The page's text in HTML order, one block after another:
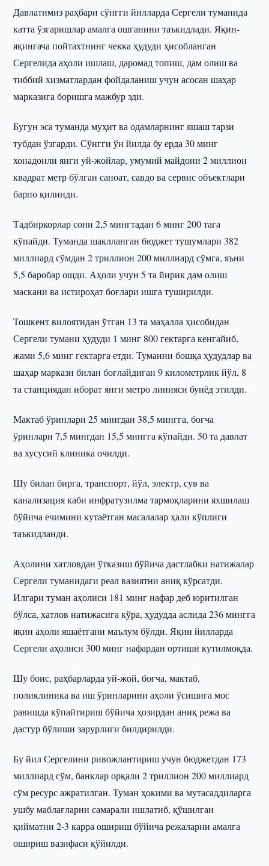
Давлатимиз раҳбари сўнгги йилларда Сергели туманида
катта ўзгаришлар амалга ошганини таъкидлади. Яқин-
яқингача пойтахтнинг чекка ҳудуди ҳисобланган
Сергелида аҳоли ишлаш, даромад топиш, дам олиш ва
тиббий хизматлардан фойдаланиш учун асосан шаҳар
марказига боришга мажбур эди.
Бугун эса туманда муҳит ва одамларнинг яшаш тарзи
тубдан ўзгарди. Сўнгги ўн йилда бу ерда 30 минг
хонадонли янги уй-жойлар, умумий майдони 2 миллион
квадрат метр бўлган саноат, савдо ва сервис объектлари
барпо қилинди.
Тадбиркорлар сони 2,5 мингтадан 6 минг 200 тага
кўпайди. Туманда шаклланган бюджет тушумлари 382
миллиард сўмдан 2 триллион 200 миллиард сўмга, яъни
5,5 баробар ошди. Аҳоли учун 5 та йирик дам олиш
маскани ва истироҳат боғлари ишга туширилди.
Тошкент вилоятидан ўтган 13 та маҳалла ҳисобидан
Сергели тумани ҳудуди 1 минг 800 гектарга кенгайиб,
жами 5,6 минг гектарга етди. Туманни бошқа ҳудудлар ва
шаҳар маркази билан боғлайдиган 9 километрлик йўл, 8
та станциядан иборат янги метро линияси бунёд этилди.
Мактаб ўринлари 25 мингдан 38,5 мингга, боғча
ўринлари 7,5 мингдан 15,5 мингга кўпайди. 50 та давлат
ва хусусий клиника очилди.
Шу билан бирга, транспорт, йўл, электр, сув ва
канализация каби инфратузилма тармоқларини яхшилаш
бўйича ечимини кутаётган масалалар ҳали кўплиги
таъкидланди.
Аҳолини хатловдан ўтказиш бўйича дастлабки натижалар
Сергели туманидаги реал вазиятни аниқ кўрсатди.
Илгари туман аҳолиси 181 минг нафар деб юритилган
бўлса, хатлов натижасига кўра, ҳудудда аслида 236 мингга
яқин аҳоли яшаётгани маълум бўлди. Яқин йилларда
Сергели аҳолиси 300 минг нафардан ортиши кутилмоқда.
Шу боис, раҳбарларда уй-жой, боғча, мактаб,
поликлиника ва иш ўринларини аҳоли ўсишига мос
равишда кўпайтириш бўйича ҳозирдан аниқ режа ва
дастур бўлиши зарурлиги билдирилди.
Бу йил Сергелини ривожлантириш учун бюджетдан 173
миллиард сўм, банклар орқали 2 триллион 200 миллиард
сўм ресурс ажратилган. Туман ҳокими ва мутасаддиларга
ушбу маблағларни самарали ишлатиб, қўшилган
қийматни 2-3 карра ошириш бўйича режаларни амалга
ошириш вазифаси қўйилди.